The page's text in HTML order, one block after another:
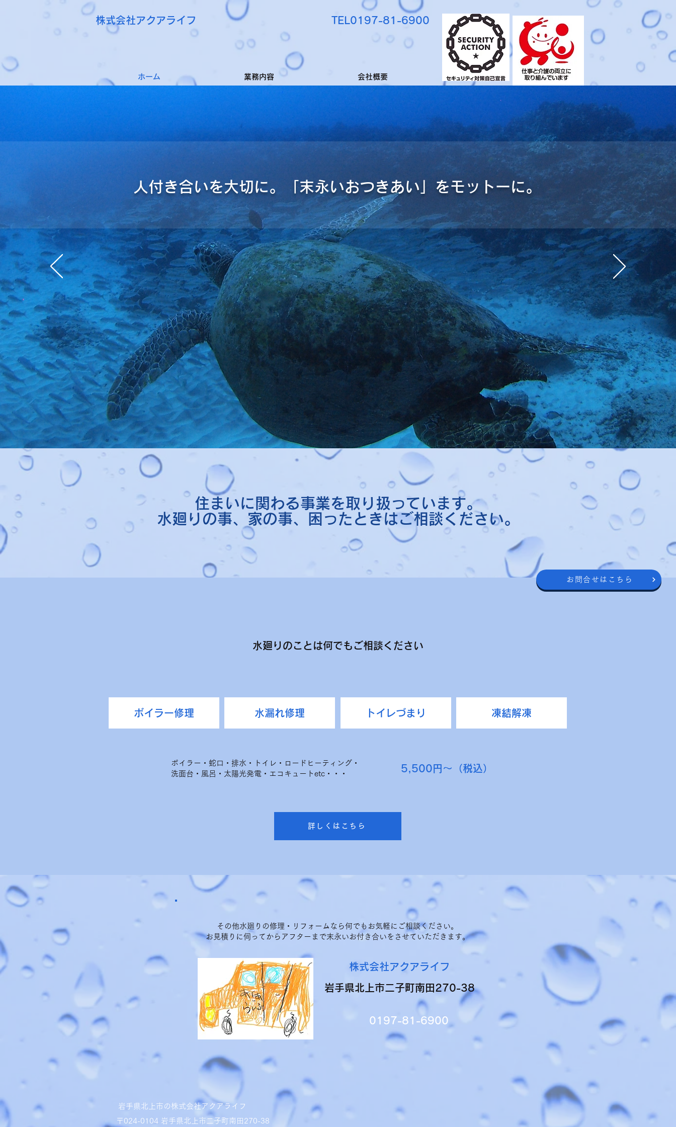
株式会社アクアライフ TEL0197-81-6900
ホーム 業務内容 会社概要
お問合せはこちら
人付き合いを大切に。「末永いおつきあい」をモットーに。
住まいに関わる事業を取り扱っています。
水廻りの事、家の事、困ったときはご相談ください。
水廻りのことは何でもご相談ください
ボイラー修理 水漏れ修理 トイレづまり 凍結解凍
ボイラー・蛇口・排水・トイレ・ロードヒーティング・
洗面台・風呂・太陽光発電・エコキュートetc・・・
​5,500円〜（税込）
詳しくはこちら
その他水廻りの修理・リフォームなら何でもお気軽にご相談ください。
お見積りに伺ってからアフターまで末永いお付き合いをさせていただきます。
株式会社アクアライフ
岩手県北上市二子町南田270-38
0197-81-6900
岩手県北上市の株式会社アクアライフ
〒024-0104 岩手県北上市二子町南田270-38